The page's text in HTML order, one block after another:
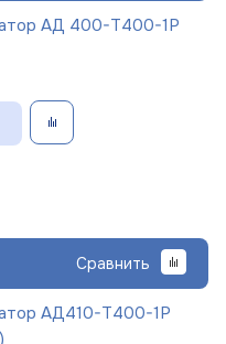
АД 400-Т400-1Р
Сравнить
АД410-Т400-1Р